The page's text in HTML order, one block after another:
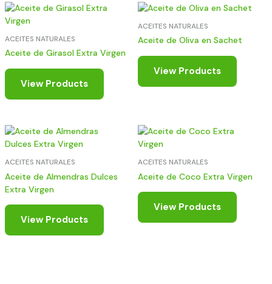
ACEITES NATURALES
Aceite de Girasol Extra Virgen
View Products
ACEITES NATURALES
Aceite de Oliva en Sachet
View Products
ACEITES NATURALES
Aceite de Almendras Dulces
Extra Virgen
View Products
ACEITES NATURALES
Aceite de Coco Extra Virgen
View Products